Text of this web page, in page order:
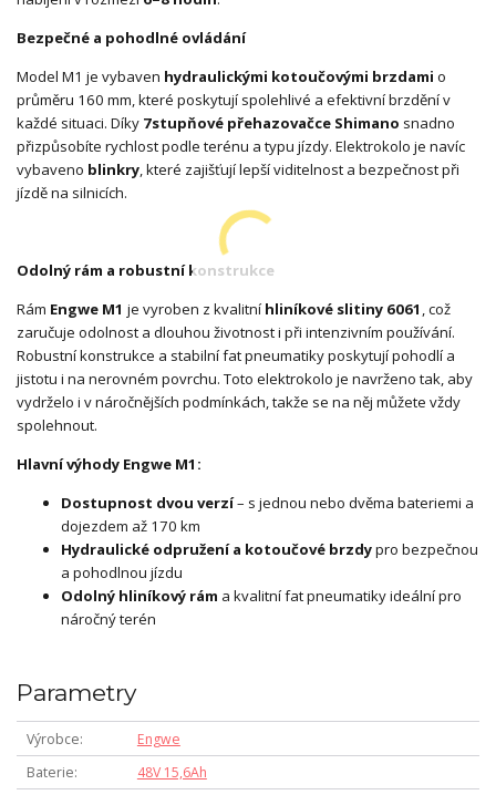
Bezpečné a pohodlné ovládání
Model M1 je vybaven hydraulickými kotoučovými brzdami o
průměru 160 mm, které poskytují spolehlivé a efektivní brzdění v
každé situaci. Díky 7stupňové přehazovačce Shimano snadno
přizpůsobíte rychlost podle terénu a typu jízdy. Elektrokolo je navíc
vybaveno blinkry , které zajišťují lepší viditelnost a bezpečnost při
jízdě na silnicích.
Odolný rám a robustní konstrukce
Rám Engwe M1 je vyroben z kvalitní hliníkové slitiny 6061 , což
zaručuje odolnost a dlouhou životnost i při intenzivním používání.
Robustní konstrukce a stabilní fat pneumatiky poskytují pohodlí a
jistotu i na nerovném povrchu. Toto elektrokolo je navrženo tak, aby
vydrželo i v náročnějších podmínkách, takže se na něj můžete vždy
spolehnout.
Hlavní výhody Engwe M1:
Dostupnost dvou verzí– s jednou nebo dvěma bateriemi a
dojezdem až 170 km
Hydraulické odpružení a kotoučové brzdypro bezpečnou
a pohodlnou jízdu
Odolný hliníkový rám a kvalitní fat pneumatiky ideální pro
náročný terén
Parametry
Výrobce
Engwe
Baterie
48V 15,6Ah